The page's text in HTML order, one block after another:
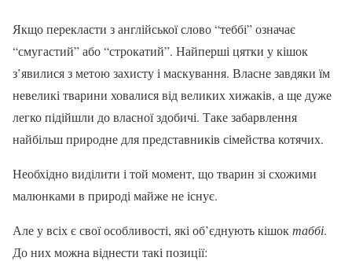
Якщо перекласти з англійської слово “теббі” означає
“смугастий” або “строкатий”. Найперші цятки у кішок
з’явилися з метою захисту і маскування. Власне завдяки їм
невеликі тварини ховалися від великих хижаків, а ще дуже
легко підійшли до власної здобичі. Таке забарвлення
найбільш природне для представників сімейства котячих.
Необхідно виділити і той момент, що тварин зі схожими
малюнками в природі майже не існує.
Але у всіх є свої особливості, які об’єднують кішоктаббі.
До них можна віднести такі позиції: